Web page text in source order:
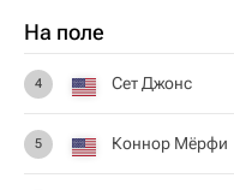
На поле
4 Сет Джонс
5 Коннор Мёрфи